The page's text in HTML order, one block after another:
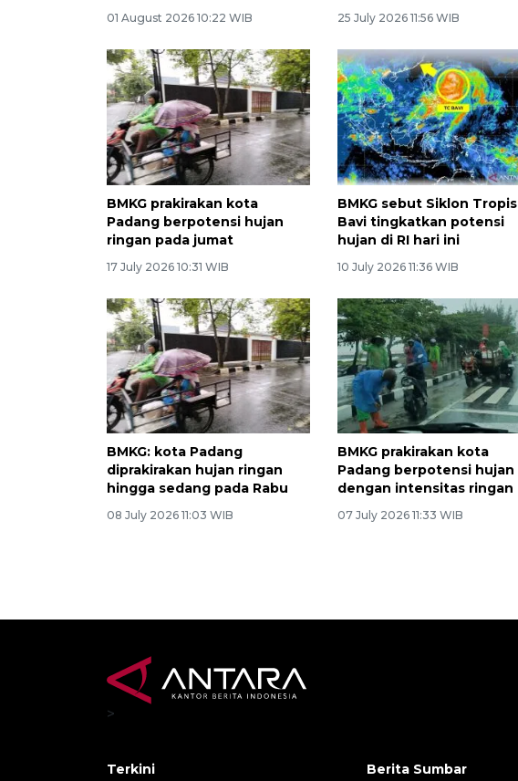
01 August 2026 10:22 WIB 25 July 2026 11:56 WIB
BMKG prakirakan kota
Padang berpotensi hujan
ringan pada jumat
17 July 2026 10:31 WIB
BMKG sebut Siklon Tropis
Bavi tingkatkan potensi
hujan di RI hari ini
10 July 2026 11:36 WIB
BMKG: kota Padang
diprakirakan hujan ringan
hingga sedang pada Rabu
08 July 2026 11:03 WIB
BMKG prakirakan kota
Padang berpotensi hujan
dengan intensitas ringan
07 July 2026 11:33 WIB
>
Terkini Berita Sumbar